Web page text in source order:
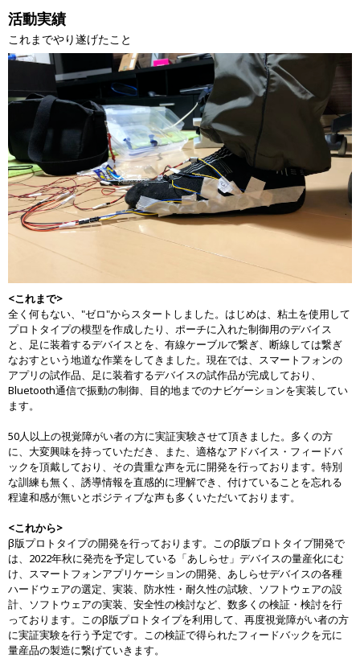
活動実績
これまでやり遂げたこと
<これまで>
全く何もない、"ゼロ"からスタートしました。はじめは、粘土を使用して
プロトタイプの模型を作成したり、ポーチに入れた制御用のデバイス
と、足に装着するデバイスとを、有線ケーブルで繋ぎ、断線しては繋ぎ
なおすという地道な作業をしてきました。現在では、スマートフォンの
アプリの試作品、足に装着するデバイスの試作品が完成しており、
Bluetooth通信で振動の制御、目的地までのナビゲーションを実装してい
ます。
50人以上の視覚障がい者の方に実証実験させて頂きました。多くの方
に、大変興味を持っていただき、また、適格なアドバイス・フィードバ
ックを頂戴しており、その貴重な声を元に開発を行っております。特別
な訓練も無く、誘導情報を直感的に理解でき、付けていることを忘れる
程違和感が無いとポジティブな声も多くいただいております。
<これから>
β版プロトタイプの開発を行っております。このβ版プロトタイプ開発で
は、2022年秋に発売を予定している「あしらせ」デバイスの量産化にむ
け、スマートフォンアプリケーションの開発、あしらせデバイスの各種
ハードウェアの選定、実装、防水性・耐久性の試験、ソフトウェアの設
計、ソフトウェアの実装、安全性の検討など、数多くの検証・検討を行
っております。このβ版プロトタイプを利用して、再度視覚障がい者の方
に実証実験を行う予定です。この検証で得られたフィードバックを元に
量産品の製造に繋げていきます。